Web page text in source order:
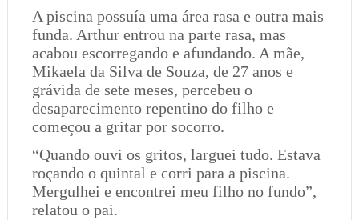
A piscina possuía uma área rasa e outra mais
funda. Arthur entrou na parte rasa, mas
acabou escorregando e afundando. A mãe,
Mikaela da Silva de Souza, de 27 anos e
grávida de sete meses, percebeu o
desaparecimento repentino do filho e
começou a gritar por socorro.
“Quando ouvi os gritos, larguei tudo. Estava
roçando o quintal e corri para a piscina.
Mergulhei e encontrei meu filho no fundo”,
relatou o pai.